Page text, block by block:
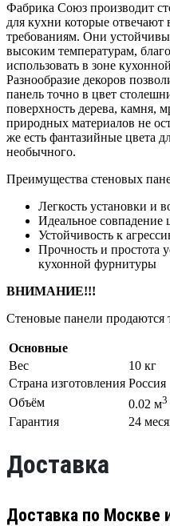
Фабрика Союз производит
для кухни которые отвечают
требованиям. Они
высоким температурам,
использовать в зоне
Разнообразие декоров
панель точно в цвет
поверхность дерева, камня,
природных материалов не
же есть фантазийные цвета
необычного.
Преимущества стеновых
Легкость установки и
Идеальное совпадение
Устойчивость к
Прочность и простота
кухонной фурнитуры
ВНИМАНИЕ!!!
Стеновые панели продаются
Основные
Вес
10 кг
Страна изготовления Россия
Объём
0.02 м3
Гарантия 24
Доставка
Доставка по Москве